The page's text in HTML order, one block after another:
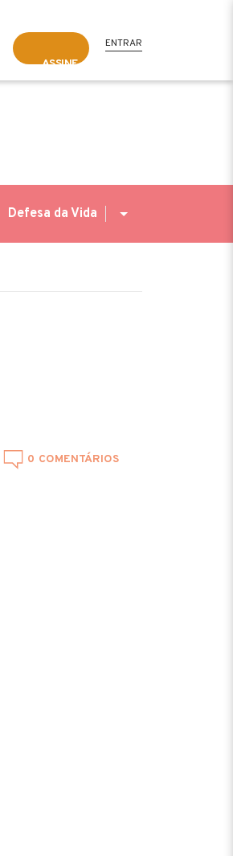
ASSINE
ENTRAR
Defesa da Vida
0